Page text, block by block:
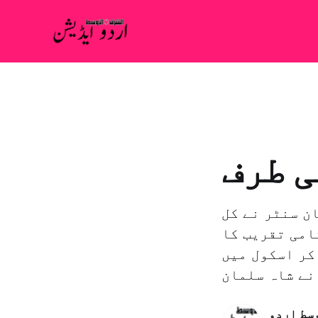
طرف
سنٹر نے کل
تقریب کا
اسکول میں
اردو